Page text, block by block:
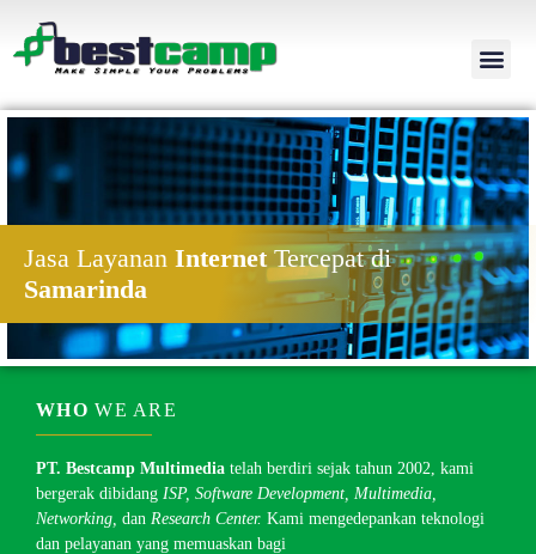
Jasa Layanan InternetTercepat di
Samarinda
WHO WE ARE
PT. Bestcamp Multimedia telah berdiri sejak tahun 2002, kami
bergerak dibidang ISP, Software Development, Multimedia,
Networking, dan Research Center. Kami mengedepankan teknologi
dan pelayanan yang memuaskan bagi